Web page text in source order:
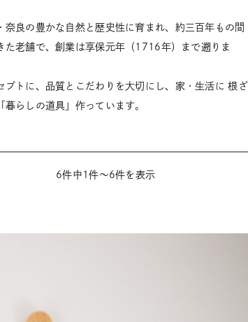
奈良の豊かな自然と歴史性に育まれ、約三百年もの間
た老舗で、創業は享保元年（1716年）まで遡りま
プトに、品質とこだわりを大切にし、家・生活に 根ざ
暮らしの道具」作っています。
6件中1件～6件を表示